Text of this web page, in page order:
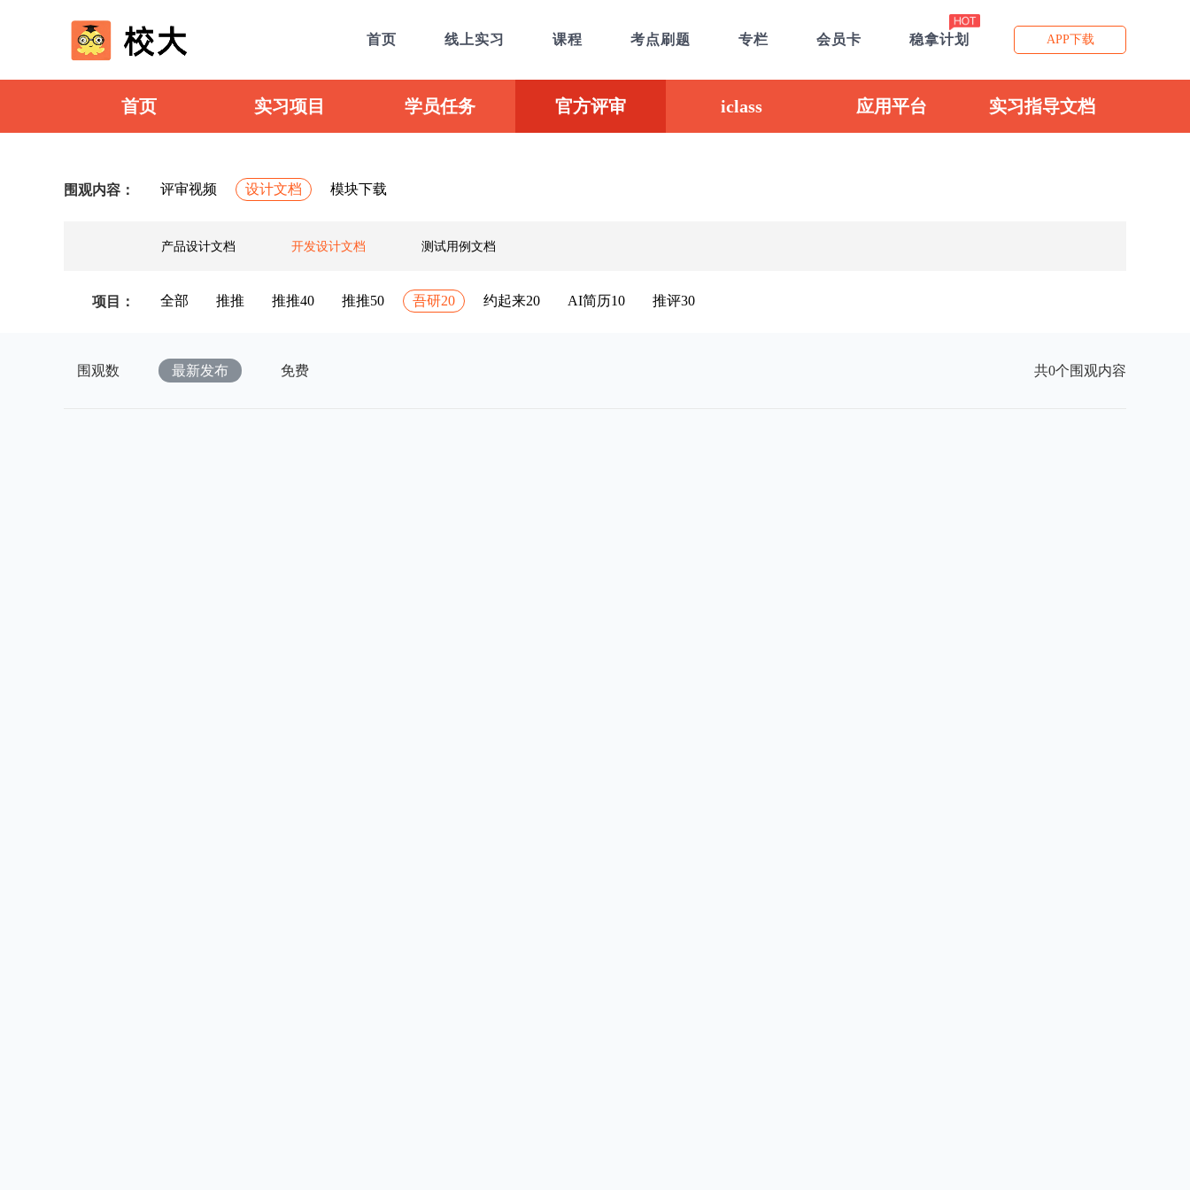
首页 线上实习 课程 考点刷题 专栏 会员卡 稳拿计划 APP下载
首页 实习项目 学员任务 官方评审 iclass 应用平台 实习指导文档
围观内容： 评审视频 设计文档 模块下载
产品设计文档 开发设计文档 测试用例文档
项目： 全部 推推 推推40 推推50 吾研20 约起来20 AI简历10 推评30
围观数 最新发布 免费 共0个围观内容